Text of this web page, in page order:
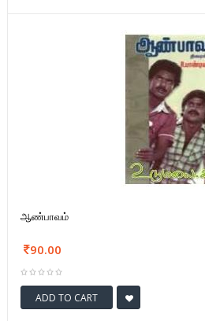
ஆண்பாவம்
90.00
ADD TO CART